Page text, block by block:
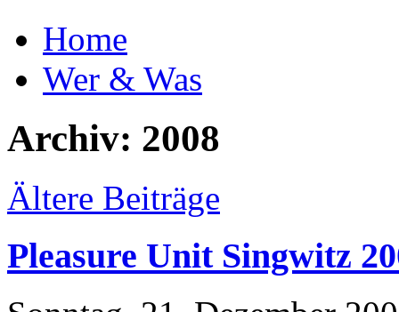
Home
Wer & Was
Archiv: 2008
Ältere Beiträge
Pleasure Unit Singwitz